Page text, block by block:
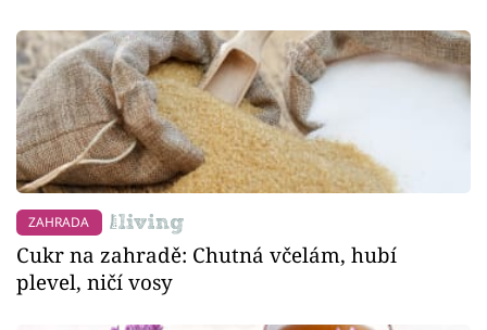
ZAHRADA
Cukr na zahradě: Chutná včelám, hubí
plevel, ničí vosy